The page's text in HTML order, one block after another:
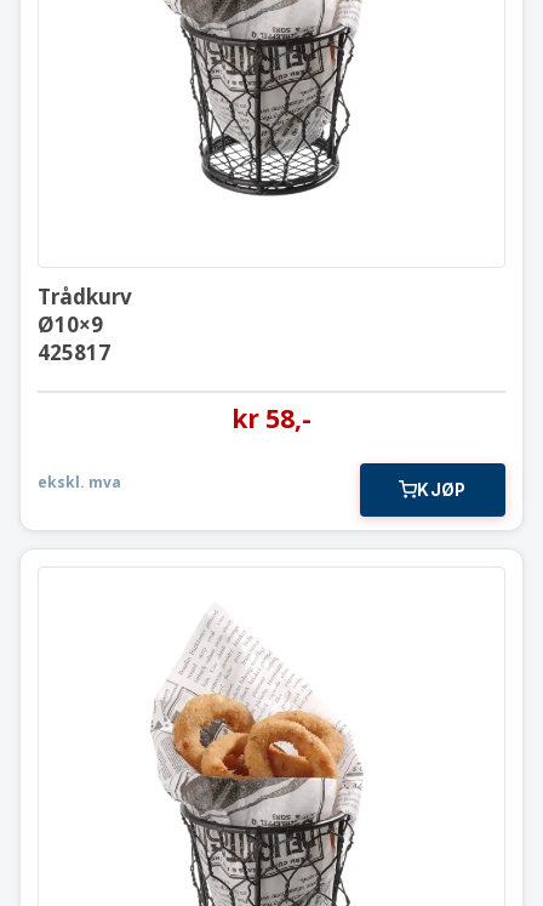
Trådkurv
Ø10×9
425817
Trådkurv
Ø10×9
425817
kr 58,-
ekskl. mva KJØP
Trådkurv
Ø12×11
425824